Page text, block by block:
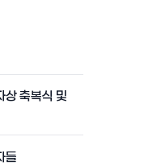
축복식 및
들